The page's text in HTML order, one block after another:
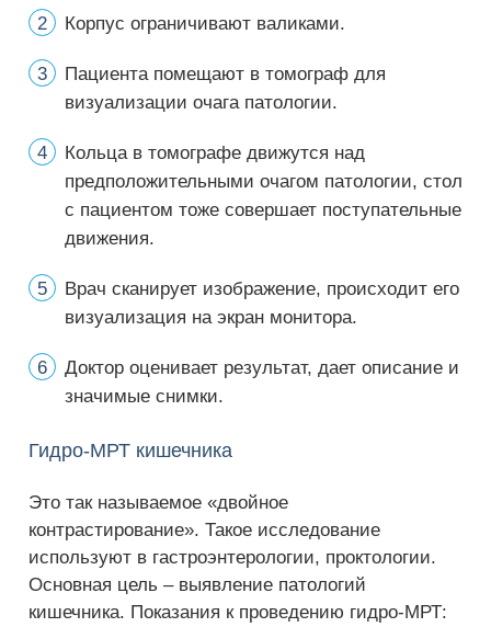
Корпус ограничивают валиками.
Пациента помещают в томограф для
визуализации очага патологии.
Кольца в томографе движутся над
предположительными очагом патологии, стол
с пациентом тоже совершает поступательные
движения.
Врач сканирует изображение, происходит его
визуализация на экран монитора.
Доктор оценивает результат, дает описание и
значимые снимки.
Гидро-МРТ кишечника
Это так называемое «двойное
контрастирование». Такое исследование
используют в гастроэнтерологии, проктологии.
Основная цель – выявление патологий
кишечника. Показания к проведению гидро-МРТ: